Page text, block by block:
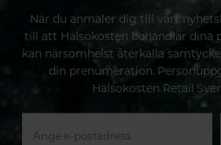
När du anmäler dig till vårt
till att Hälsokosten behandlar dina
kan närsomhelst återkalla
din prenumeration.
Hälsokosten Retail